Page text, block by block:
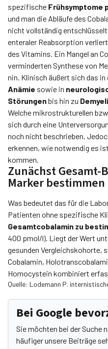
spezifische Frühsymptome
und man die Abläufe des
nicht vollständig
enteraler Reabsorption
des Vitamins. Ein Mangel an
verminderten Synthese von
nin. Klinisch äußert sich das in
Anämie sowie in
Störungenbis hin zu
Welche mikro­strukturellen
sich durch eine
noch nicht beschrieben.
erkennen, wie notwendig es
kommen.
Zunächst Gesamt-B
Marker bestimmen
Was bedeutet das für die
Patienten ohne spezifische
Gesamtcobalamin zu
400 pmol/l). Liegt der Wert
gesunden Vergleichskohorte,
Cobalamin,
Homocystein kombiniert
Quelle: Lodemann P.
Bei Google
Sie möchten bei der Suche
häufiger unsere Beiträge